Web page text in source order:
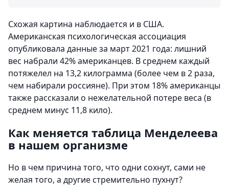
Схожая картина наблюдается и в США.
Американская психологическая ассоциация
опубликовала данные за март 2021 года: лишний
вес набрали 42% американцев. В среднем каждый
потяжелел на 13,2 килограмма (более чем в 2 раза,
чем набирали россияне). При этом 18% американцы
также рассказали о нежелательной потере веса (в
среднем минус 11,8 кило).
Как меняется таблица Менделеева
в нашем организме
Но в чем причина того, что одни сохнут, сами не
желая того, а другие стремительно пухнут?